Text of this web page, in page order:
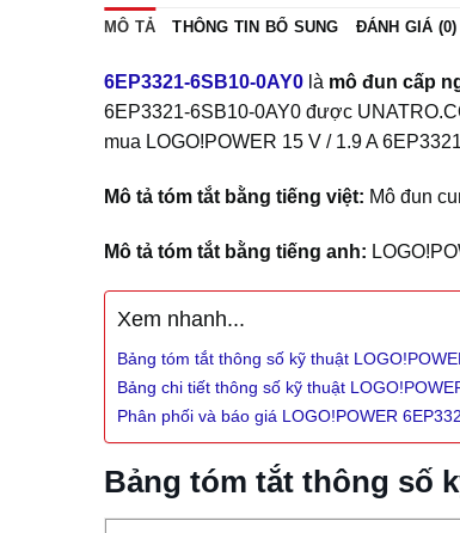
MÔ TẢ THÔNG TIN BỔ SUNG ĐÁNH GIÁ (0)
6EP3321-6SB10-0AY0 là mô đun cấp
6EP3321-6SB10-0AY0 được
mua LOGO!POWER 15 V / 1.9 A
Mô tả tóm tắt bằng tiếng việt: Mô đun
Mô tả tóm tắt bằng tiếng anh:
Xem nhanh...
Bảng tóm tắt thông số kỹ thuật
Bảng chi tiết thông số kỹ thuật
Phân phối và báo giá LOGO!POWER
Bảng tóm tắt thông số